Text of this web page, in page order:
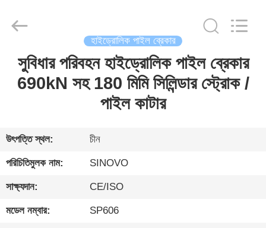
বাড়ি
VR
প্রদর্শন
আমাদের
সম্পর্কে
Sinovo
Heavy
Reserved.
হাইড্রোলিক পাইল ব্রেকার
সুবিধার পরিবহন হাইড্রোলিক পাইল ব্রেকার
690kN সহ 180 মিমি সিলিন্ডার স্ট্রোক /
পাইল কাটার
উৎপত্তি স্থল: চীন
পরিচিতিমুলক নাম: SINOVO
সাক্ষ্যদান: CE/ISO
মডেল নম্বার: SP606